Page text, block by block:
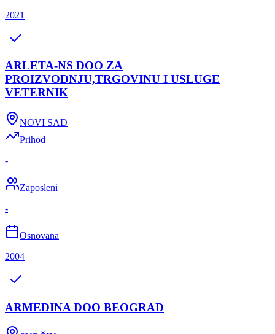
2021
ARLETA-NS DOO ZA
PROIZVODNJU,TRGOVINU I USLUGE
VETERNIK
NOVI SAD
Prihod
-
Zaposleni
-
Osnovana
2004
ARMEDINA DOO BEOGRAD